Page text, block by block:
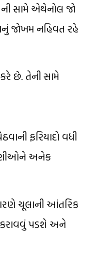
સામે એથેનોલ જો
જોખમ નહિવત રહે
છે. તેની સામે
ફરિયાદો વધી
અનેક
ચૂલાની આંતરિક
કરાવવું પડશે અને